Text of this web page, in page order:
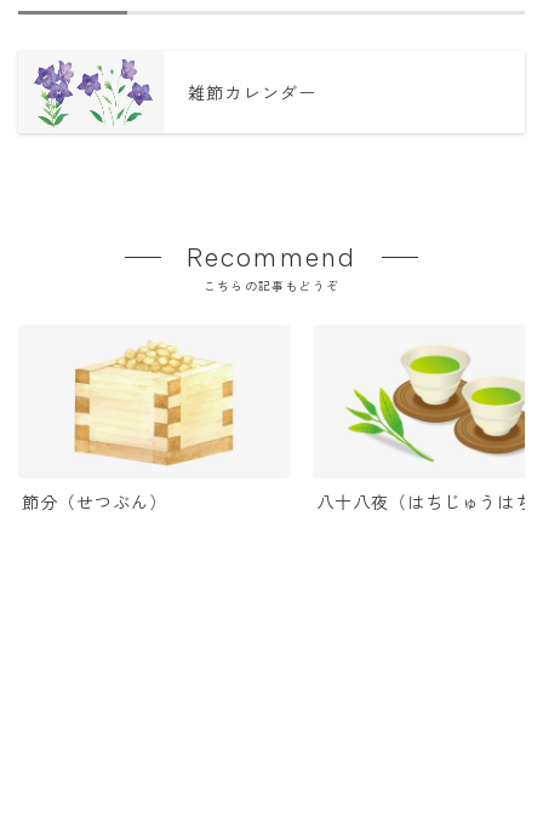
雑節カレンダー
Recommend
こちらの記事もどうぞ
節分（せつぶん） 八十八夜（はちじゅうはち